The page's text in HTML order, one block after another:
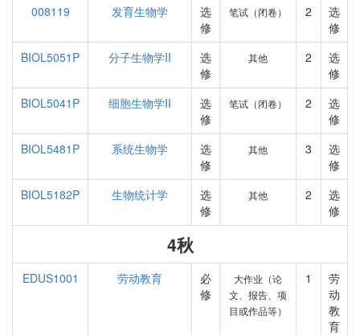
008119
发育生物学
选
修
笔试（闭卷） 2
选
修
BIOL5051P
分子生物学II
选
修
其他 2
选
修
BIOL5041P
细胞生物学II
选
修
笔试（闭卷） 2
选
修
BIOL5481P
系统生物学
选
修
其他 3
选
修
BIOL5182P
生物统计学
选
修
其他 2
选
修
4秋
EDUS1001 劳动教育
必
修
大作业（论
文、报告、项
目或作品等）
1
劳
动
教
育